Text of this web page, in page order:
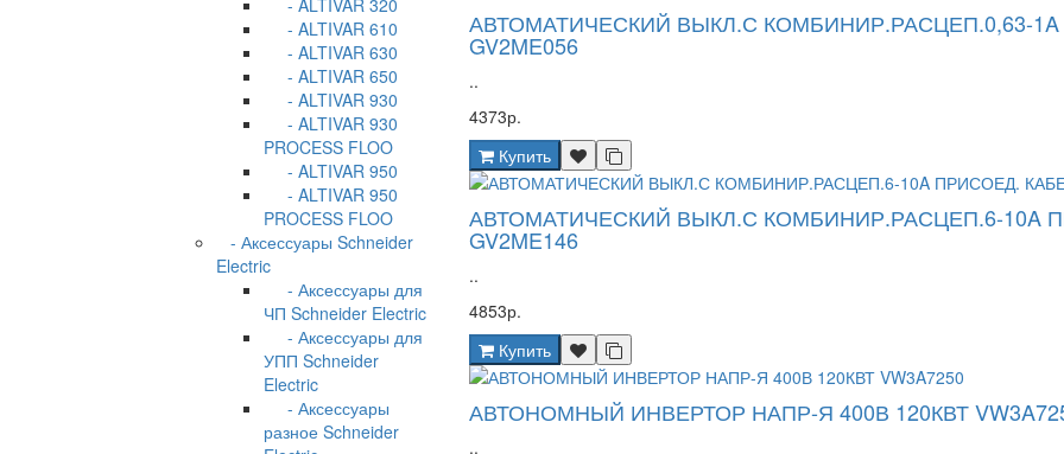
- ALTIVAR 320
- ALTIVAR 610
- ALTIVAR 630
- ALTIVAR 650
- ALTIVAR 930
- ALTIVAR 930
PROCESS FLOO
- ALTIVAR 950
- ALTIVAR 950
PROCESS FLOO
- Аксессуары Schneider
Electric
- Аксессуары для
ЧП Schneider Electric
- Аксессуары для
УПП Schneider
Electric
- Аксессуары
разное Schneider
АВТОМАТИЧЕСКИЙ ВЫКЛ.С КОМБИНИР.РАСЦЕП.0,63-
GV2ME056
..
4373р.
Купить
АВТОМАТИЧЕСКИЙ ВЫКЛ.С КОМБИНИР.РАСЦЕП.6-10A
GV2ME146
..
4853р.
Купить
АВТОНОМНЫЙ ИНВЕРТОР НАПР-Я 400В 120КВТ
..